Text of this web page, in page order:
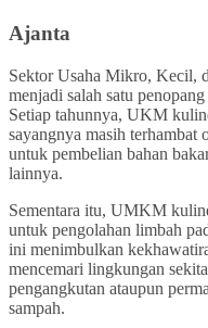
Ajanta
Sektor Usaha Mikro, Kecil,
menjadi salah satu
Setiap tahunnya, UKM
sayangnya masih
untuk pembelian bahan
lainnya.
Sementara itu, UMKM
untuk pengolahan limbah
ini menimbulkan
mencemari lingkungan
pengangkutan ataupun
sampah.